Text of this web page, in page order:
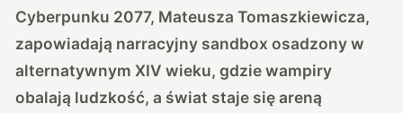
Cyberpunku 2077, Mateusza Tomaszkiewicza,
zapowiadają narracyjny sandbox osadzony w
alternatywnym XIV wieku, gdzie wampiry
obalają ludzkość, a świat staje się areną